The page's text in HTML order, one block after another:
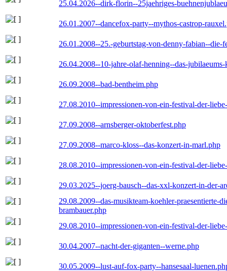
25.04.2026--dirk-florin--25jaehriges-
26.01.2007--dancefox-party--mythos-castrop-
26.01.2008--25.-geburtstag-von-denny-fabian--die-
26.04.2008--10-jahre-olaf-henning--das-
26.09.2008--bad-bentheim.php
27.08.2010--impressionen-von-ein-festival-der-
27.09.2008--arnsberger-oktoberfest.php
27.09.2008--marco-kloss--das-konzert-in-marl.php
28.08.2010--impressionen-von-ein-festival-der-
29.03.2025--joerg-bausch--das-xxl-konzert-in-der-
29.08.2009--das-musikteam-koehler-praesentierte-
brambauer.php
29.08.2010--impressionen-von-ein-festival-der-
30.04.2007--nacht-der-giganten--werne.php
30.05.2009--lust-auf-fox-party--hansesaal-